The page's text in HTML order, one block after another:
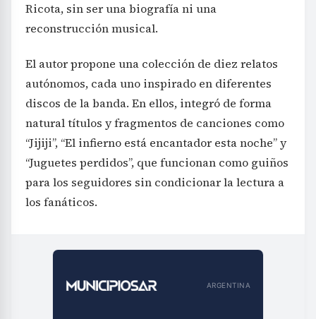
Ricota, sin ser una biografía ni una
reconstrucción musical.
El autor propone una colección de diez relatos
autónomos, cada uno inspirado en diferentes
discos de la banda. En ellos, integró de forma
natural títulos y fragmentos de canciones como
“Jijiji”, “El infierno está encantador esta noche” y
“Juguetes perdidos”, que funcionan como guiños
para los seguidores sin condicionar la lectura a
los fanáticos.
ARGENTINA